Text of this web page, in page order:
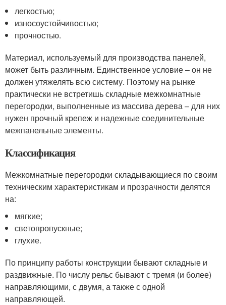
легкостью;
износоустойчивостью;
прочностью.
Материал, используемый для производства панелей,
может быть различным. Единственное условие – он не
должен утяжелять всю систему. Поэтому на рынке
практически не встретишь складные межкомнатные
перегородки, выполненные из массива дерева – для них
нужен прочный крепеж и надежные соединительные
межпанельные элементы.
Классификация
Межкомнатные перегородки складывающиеся по своим
техническим характеристикам и прозрачности делятся
на:
мягкие;
светопропускные;
глухие.
По принципу работы конструкции бывают складные и
раздвижные. По числу рельс бывают с тремя (и более)
направляющими, с двумя, а также с одной
направляющей.